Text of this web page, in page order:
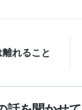
れること